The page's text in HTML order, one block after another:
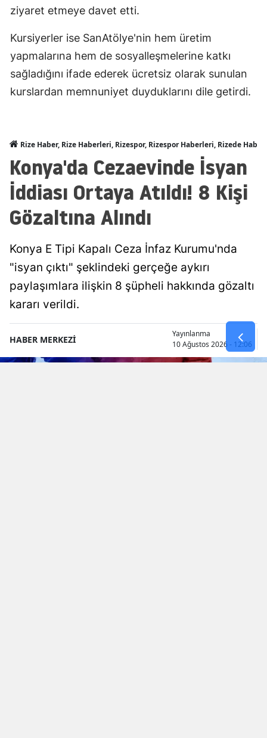
ziyaret etmeye davet etti.
Kursiyerler ise SanAtölye'nin hem üretim
yapmalarına hem de sosyalleşmelerine katkı
sağladığını ifade ederek ücretsiz olarak sunulan
kurslardan memnuniyet duyduklarını dile getirdi.
Rize Haber, Rize Haberleri, Rizespor, Rizespor Haberleri, Rizede
Konya'da Cezaevinde İsyan
İddiası Ortaya Atıldı! 8 Kişi
Gözaltına Alındı
Konya E Tipi Kapalı Ceza İnfaz Kurumu'nda
"isyan çıktı" şeklindeki gerçeğe aykırı
paylaşımlara ilişkin 8 şüpheli hakkında gözaltı
kararı verildi.
HABER MERKEZİ
Yayınlanma
10 Ağustos 2026 - 12:06